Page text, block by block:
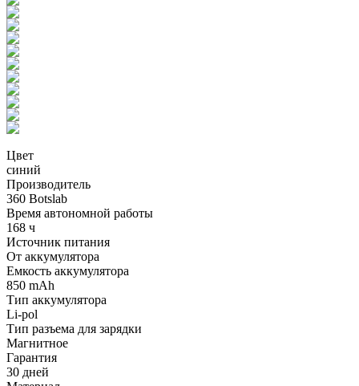
Цвет
синий
Производитель
360 Botslab
Время автономной работы
168 ч
Источник питания
От аккумулятора
Емкость аккумулятора
850 mAh
Тип аккумулятора
Li-pol
Тип разъема для зарядки
Магнитное
Гарантия
30 дней